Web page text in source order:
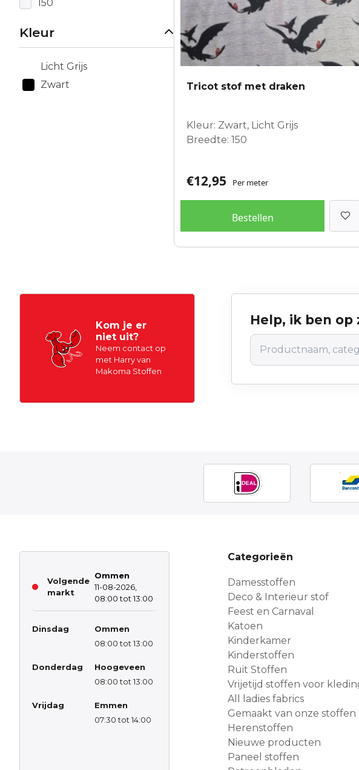
150
Kleur
Licht Grijs
Zwart
Tricot stof met draken
Kleur: Zwart, Licht Grijs
Breedte: 150
€12,95 Per meter
Bestellen
Kom je er
niet uit?
Neem contact op
met Harry van
Makoma Stoffen
Help, ik ben op
Volgende
markt
Ommen
11-08-2026,
08:00 tot 13:00
Dinsdag
Ommen
08:00 tot 13:00
Donderdag
Hoogeveen
08:00 tot 13:00
Vrijdag
Emmen
07:30 tot 14:00
Categorieën
Damesstoffen
Deco & Interieur stof
Feest en Carnaval
Katoen
Kinderkamer
Kinderstoffen
Ruit Stoffen
Vrijetijd stoffen voor
All ladies fabrics
Gemaakt van onze stoffen
Herenstoffen
Nieuwe producten
Paneel stoffen